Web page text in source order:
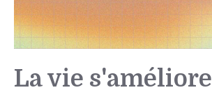
La vie s'améliore